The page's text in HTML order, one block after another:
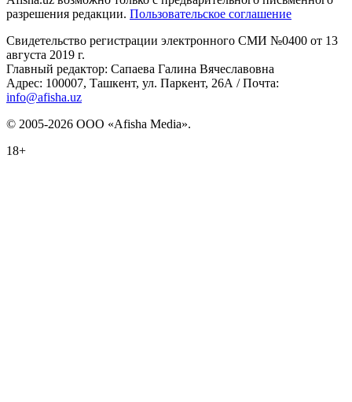
разрешения редакции. Пользовательское соглашение
Свидетельство регистрации электронного СМИ №0400 от 13
августа 2019 г.
Главный редактор: Сапаева Галина Вячеславовна
Адрес: 100007, Ташкент, ул. Паркент, 26А / Почта:
info@afisha.uz
© 2005-2026 ООО «Afisha Media».
18+